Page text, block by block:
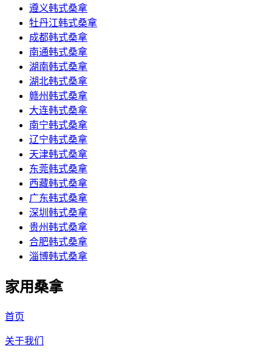
遵义韩式桑拿
牡丹江韩式桑拿
成都韩式桑拿
南通韩式桑拿
湖南韩式桑拿
湖北韩式桑拿
赣州韩式桑拿
大连韩式桑拿
南宁韩式桑拿
辽宁韩式桑拿
天津韩式桑拿
东莞韩式桑拿
西藏韩式桑拿
广东韩式桑拿
深圳韩式桑拿
贵州韩式桑拿
合肥韩式桑拿
淄博韩式桑拿
家用桑拿
首页
关于我们